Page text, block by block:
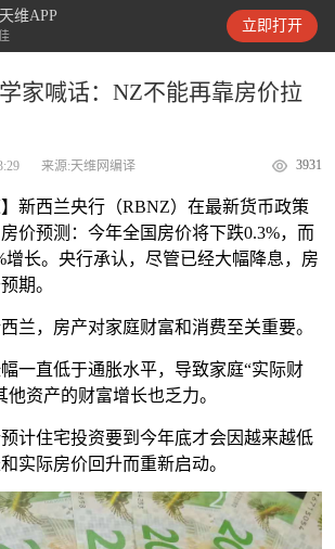
维APP
立即打开
天维新闻
家喊话：NZ不能再靠房价拉
来源:天维网编译 3931
】新西兰央行（RBNZ）在最新货币政策
价预测：今年全国房价将下跌0.3%，而
增长。央行承认，尽管已经大幅降息，房
期。
兰，房产对家庭财富和消费至关重要。
一直低于通胀水平，导致家庭“实际财
他资产的财富增长也乏力。
计住宅投资要到今年底才会因越来越低
实际房价回升而重新启动。